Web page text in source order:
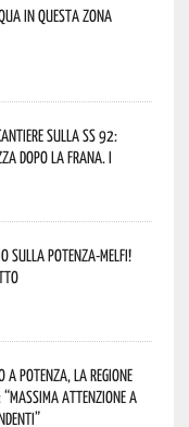
in questa zona
sulla SS 92:
dopo la frana. I
sulla Potenza-Melfi!
Potenza, la Regione
attenzione a